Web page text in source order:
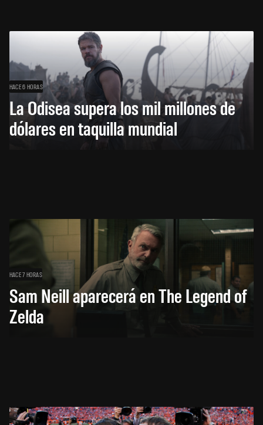
HACE 6 HORAS
La Odisea supera los mil millones de
dólares en taquilla mundial
HACE 7 HORAS
Sam Neill aparecerá en The Legend of
Zelda